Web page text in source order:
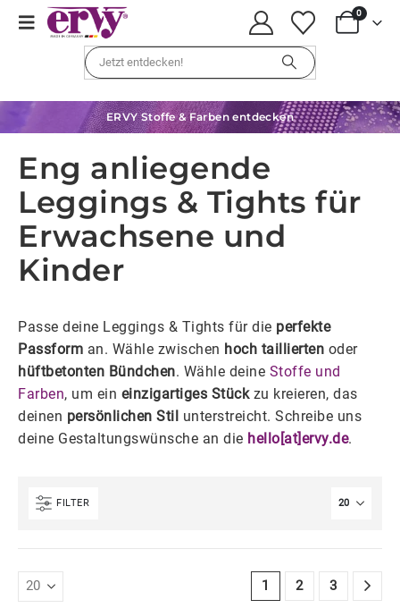
0
ERVY Stoffe & Farben entdecken
Eng anliegende
Leggings & Tights für
Erwachsene und
Kinder
Passe deine Leggings & Tights für die perfekte
Passform an. Wähle zwischen hoch taillierten oder
hüftbetonten Bündchen. Wähle deine Stoffe und
Farben, um ein einzigartiges Stückzu kreieren, das
deinen persönlichen Stil unterstreicht. Schreibe uns
deine Gestaltungswünsche an die hello[at]ervy.de.
FILTER
1 2 3